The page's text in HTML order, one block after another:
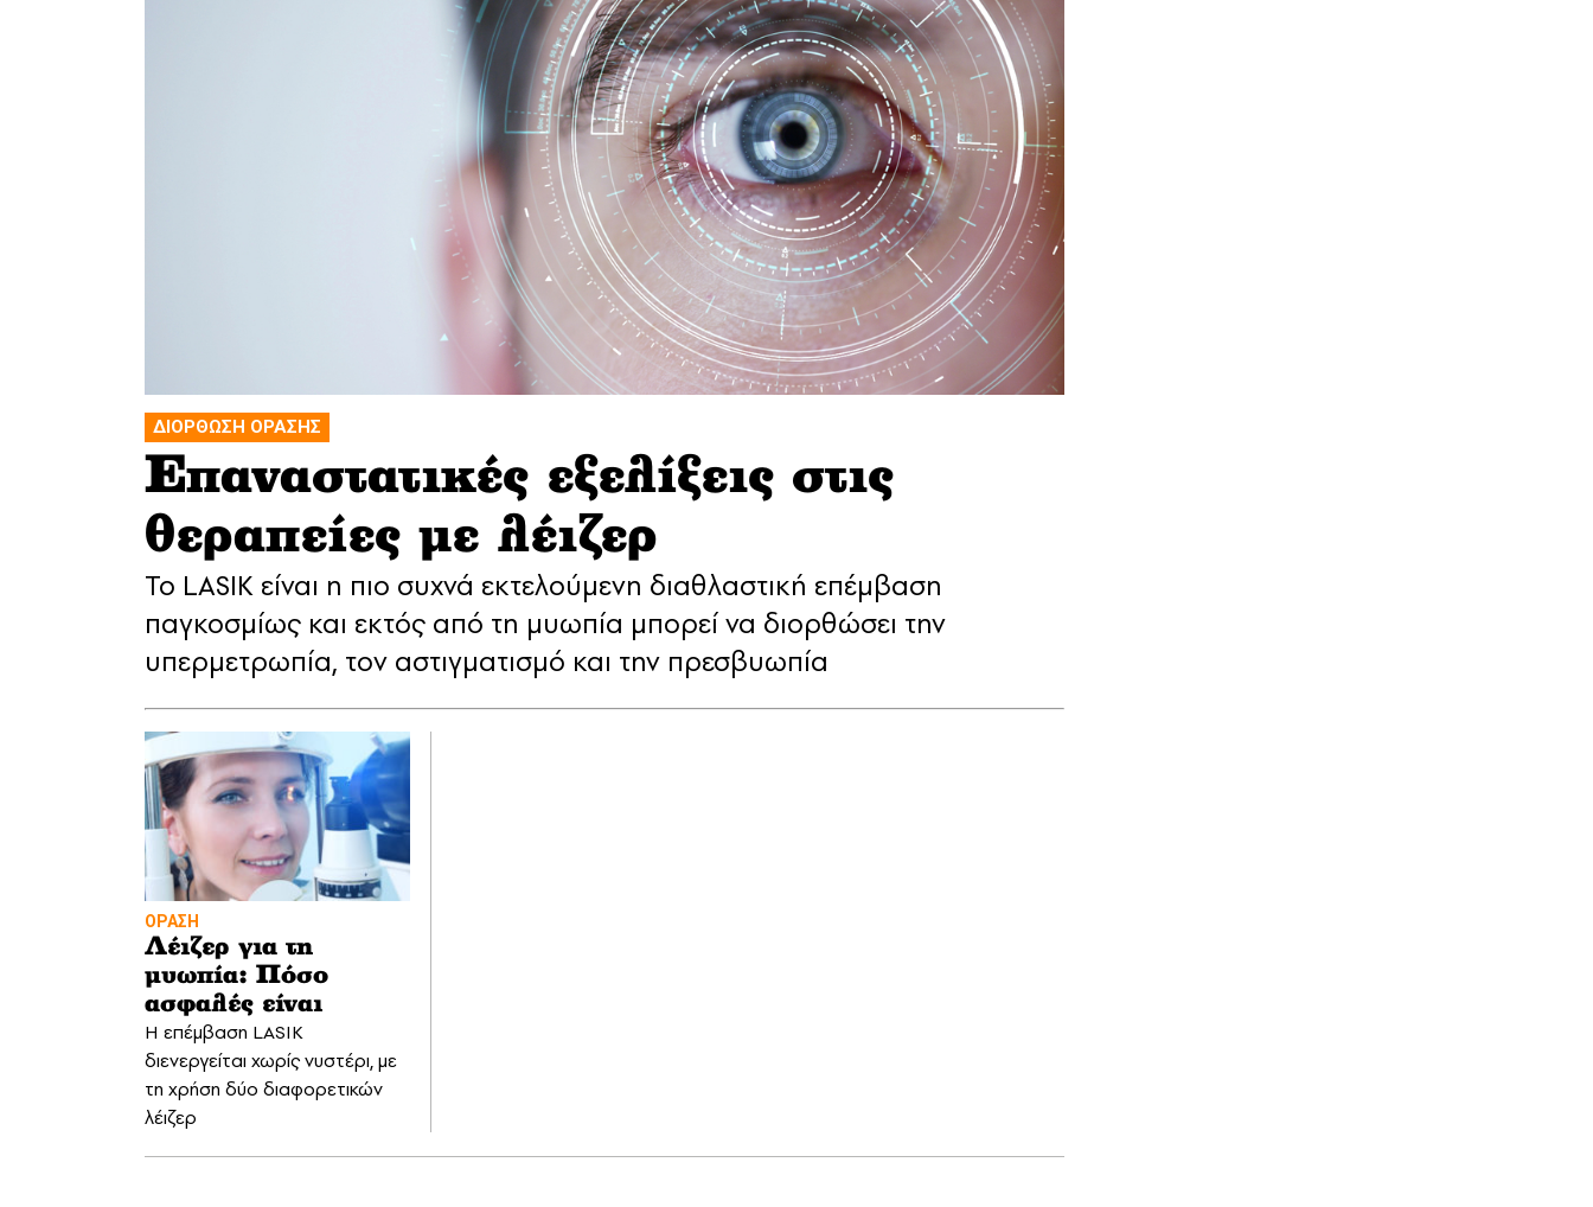
ΔΙΟΡΘΩΣΗ ΟΡΑΣΗΣ
Επαναστατικές εξελίξεις στις
θεραπείες με λέιζερ
Το LASIK είναι η πιο συχνά εκτελούμενη διαθλαστική επέμβαση
παγκοσμίως και εκτός από τη μυωπία μπορεί να διορθώσει την
υπερμετρωπία, τον αστιγματισμό και την πρεσβυωπία
ΟΡΑΣΗ
Λέιζερ για τη
μυωπία: Πόσο
ασφαλές είναι
Η επέμβαση LASIK
διενεργείται χωρίς νυστέρι, με
τη χρήση δύο διαφορετικών
λέιζερ